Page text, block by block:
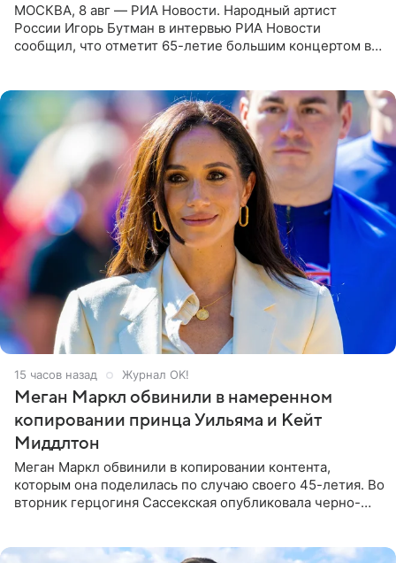
МОСКВА, 8 авг — РИА Новости. Народный артист
России Игорь Бутман в интервью РИА Новости
сообщил, что отметит 65-летие большим концертом в
15 часов назад Журнал OK!
Меган Маркл обвинили в намеренном
копировании принца Уильяма и Кейт
Миддлтон
Меган Маркл обвинили в копировании контента,
которым она поделилась по случаю своего 45-летия. Во
вторник герцогиня Сассекская опубликовала черно-